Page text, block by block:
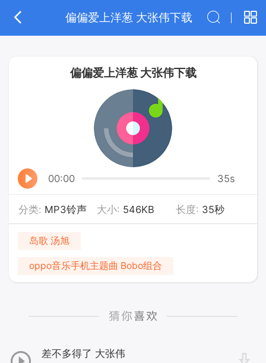
偏偏爱上洋葱 大张伟下载
偏偏爱上洋葱 大张伟下载
00:00 35s
分类: MP3铃声 大小: 546KB 长度: 35秒
岛歌 汤旭
oppo音乐手机主题曲 Bobo组合
差不多得了 大张伟